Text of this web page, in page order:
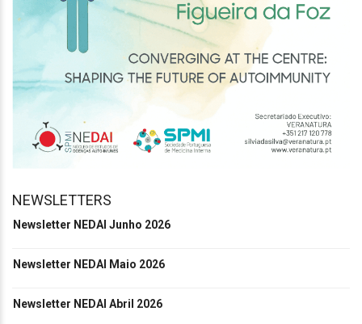
NEWSLETTERS
Newsletter NEDAI Junho 2026
Newsletter NEDAI Maio 2026
Newsletter NEDAI Abril 2026